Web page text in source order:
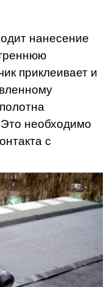
нанесение
приклеивает и
необходимо
с